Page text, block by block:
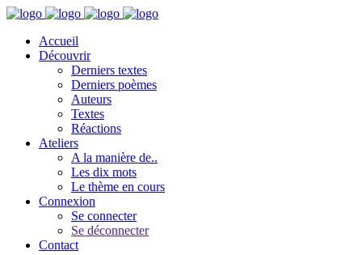
Accueil
Découvrir
Derniers textes
Derniers poèmes
Auteurs
Textes
Réactions
Ateliers
A la manière de..
Les dix mots
Le thème en cours
Connexion
Se connecter
Se déconnecter
Contact